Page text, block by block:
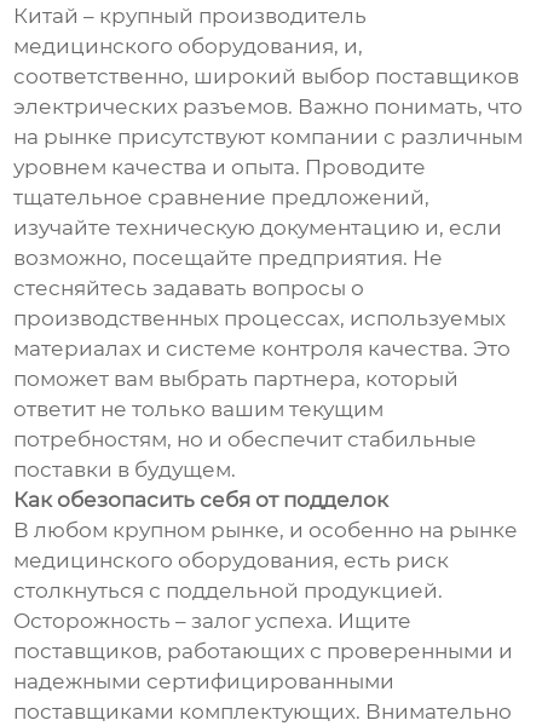
Китай – крупный производитель
медицинского оборудования, и,
соответственно, широкий выбор поставщиков
электрических разъемов. Важно понимать, что
на рынке присутствуют компании с различным
уровнем качества и опыта. Проводите
тщательное сравнение предложений,
изучайте техническую документацию и, если
возможно, посещайте предприятия. Не
стесняйтесь задавать вопросы о
производственных процессах, используемых
материалах и системе контроля качества. Это
поможет вам выбрать партнера, который
ответит не только вашим текущим
потребностям, но и обеспечит стабильные
поставки в будущем.
Как обезопасить себя от подделок
В любом крупном рынке, и особенно на рынке
медицинского оборудования, есть риск
столкнуться с поддельной продукцией.
Осторожность – залог успеха. Ищите
поставщиков, работающих с проверенными и
надежными сертифицированными
поставщиками комплектующих. Внимательно